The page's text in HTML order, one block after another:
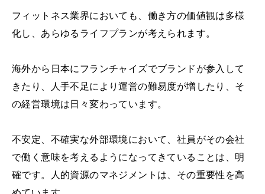
フィットネス業界においても、働き方の価値観は多様
化し、あらゆるライフプランが考えられます。
海外から日本にフランチャイズでブランドが参入して
きたり、人手不足により運営の難易度が増したり、そ
の経営環境は日々変わっています。
不安定、不確実な外部環境において、社員がその会社
で働く意味を考えるようになってきていることは、明
確です。人的資源のマネジメントは、その重要性を高